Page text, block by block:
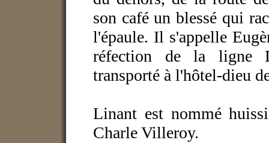
son café un blessé qui
l'épaule. Il s'appelle
réfection de la ligne
transporté à l'hôtel-dieu
Linant est nommé
Charle Villeroy.